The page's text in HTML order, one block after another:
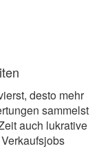
desto mehr
sammelst
auch lukrative